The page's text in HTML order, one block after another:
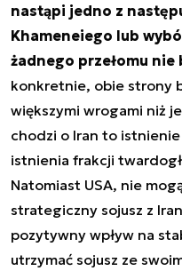
nastąpi jedno z
Khameneiego lub
żadnego przełomu nie
konkretnie, obie strony
większymi wrogami niż
chodzi o Iran to
istnienia frakcji
Natomiast USA, nie
strategiczny sojusz z
pozytywny wpływ na
utrzymać sojusz ze